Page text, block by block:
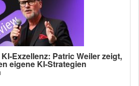
Exzellenz: Patric Weiler zeigt,
eigene KI-Strategien